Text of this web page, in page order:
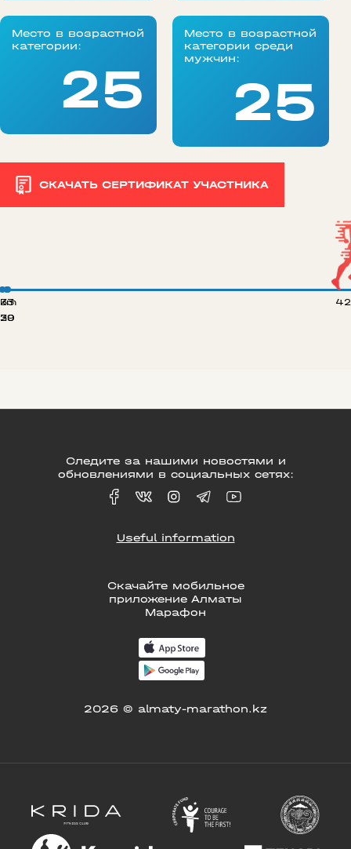
Место в возрастной
категории:
25
Место в возрастной
категории среди
мужчин:
25
СКАЧАТЬ СЕРТИФИКАТ УЧАСТНИКА
20
33
39
Скачайте мобильное
приложение Алматы
Марафон
2026 © almaty-marathon.kz
Следите за нашими новостями и
обновлениями в социальных сетях:
Useful information